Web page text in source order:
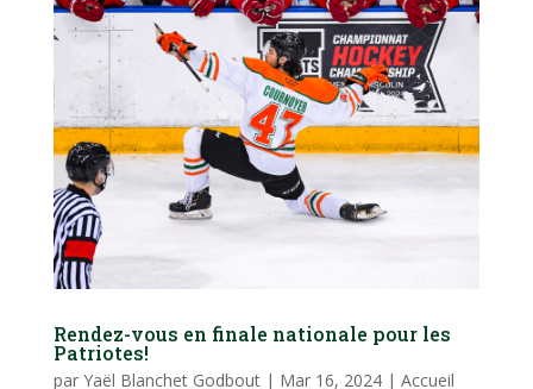
Rendez-vous en finale nationale pour les
Patriotes!
par Yaël Blanchet Godbout| Mar 16, 2024| Accueil